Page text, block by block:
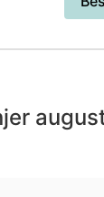
titte innom